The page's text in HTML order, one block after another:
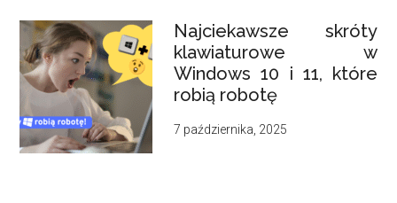
Najciekawsze skróty
klawiaturowe w
Windows 10 i 11, które
robią robotę
7 października, 2025